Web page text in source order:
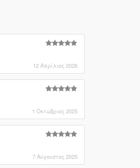
12 Απρίλιος 2026
1 Οκτώβριος 2025
7 Αύγουστος 2025